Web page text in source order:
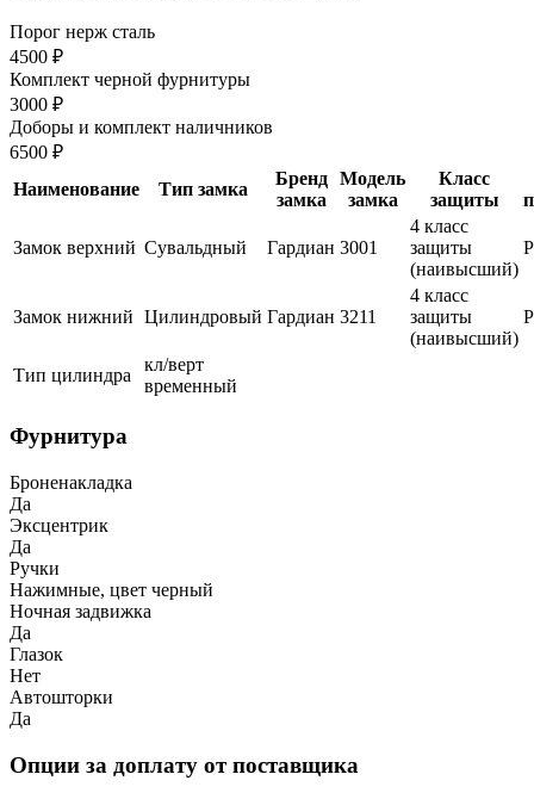
Порог нерж сталь
4500 ₽
Комплект черной фурнитуры
3000 ₽
Доборы и комплект наличников
6500 ₽
Наименование
Тип замка
Бренд
замка
Модель
замка
Класс
защиты
Замок верхний Сувальдный Гардиан 3001
4 класс
защиты
(наивысший)
Замок нижний Цилиндровый Гардиан 3211
4 класс
защиты
(наивысший)
Тип цилиндра
кл/верт
временный
Фурнитура
Броненакладка
Да
Эксцентрик
Да
Ручки
Нажимные, цвет черный
Ночная задвижка
Да
Глазок
Нет
Автошторки
Да
Опции за доплату от поставщика